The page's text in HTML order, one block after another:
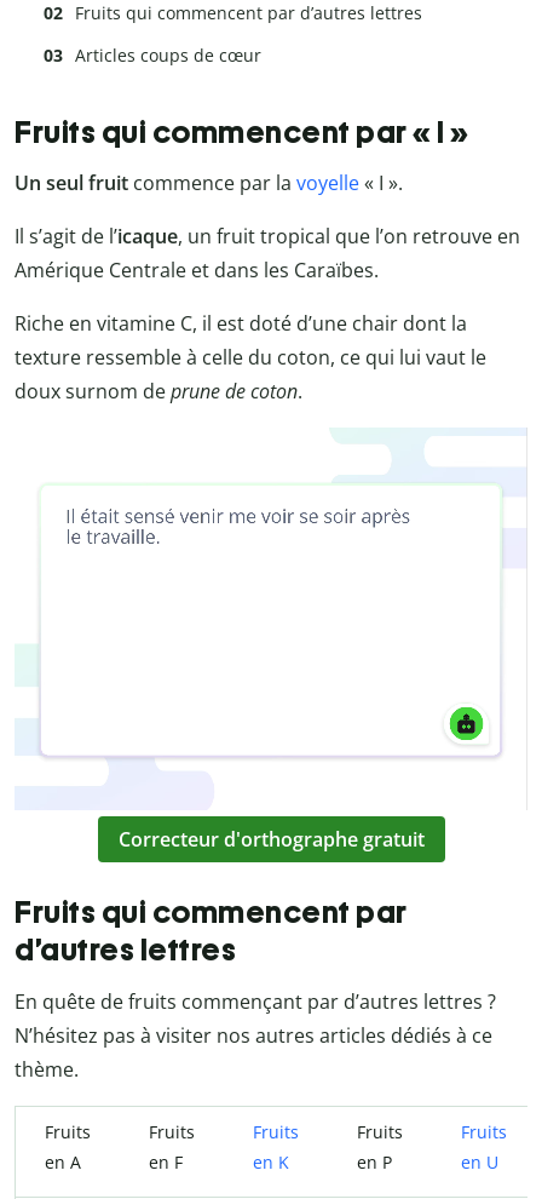
Fruits qui commencent par d’autres lettres
Articles coups de cœur
Fruits qui commencent par « I »
Un seul fruit commence par la voyelle« I ».
Il s’agit de l’icaque, un fruit tropical que l’on retrouve en
Amérique Centrale et dans les Caraïbes.
Riche en vitamine C, il est doté d’une chair dont la
texture ressemble à celle du coton, ce qui lui vaut le
doux surnom deprune de coton.
Correcteur d'orthographe gratuit
Fruits qui commencent par
d’autres lettres
En quête de fruits commençant par d’autres lettres ?
N’hésitez pas à visiter nos autres articles dédiés à ce
thème.
Fruits
en A
Fruits
en F
Fruits
en K
Fruits
en P
Fruits
en U